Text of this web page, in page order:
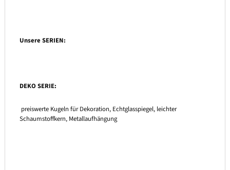
Unsere SERIEN:
DEKO SERIE:
preiswerte Kugeln für Dekoration, Echtglasspiegel, leichter
Schaumstoffkern, Metallaufhängung